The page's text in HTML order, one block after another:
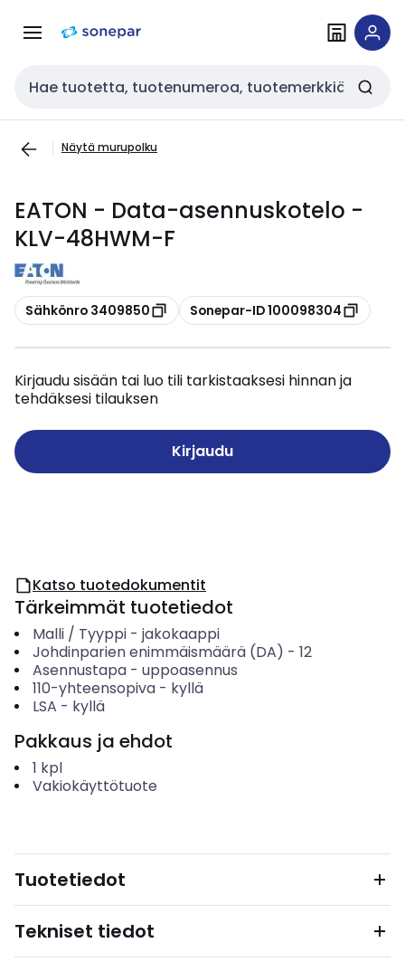
navigointiinsisältöön
Haku
Näytä murupolku
EATON - Data-asennuskotelo -
KLV-48HWM-F
Kopioi
Sähkönro 3409850 Kopioi
Sonepar-ID 100098304
Kirjaudu sisään tai luo tili tarkistaaksesi hinnan ja
tehdäksesi tilauksen
Kirjaudu
Katso tuotedokumentit
Tärkeimmät tuotetiedot
Malli / Tyyppi- jakokaappi
Johdinparien enimmäismäärä (DA) - 12
Asennustapa- uppoasennus
110-yhteensopiva- kyllä
LSA - kyllä
Pakkaus ja ehdot
1 kpl
Vakiokäyttötuote
Tuotetiedot
Tekniset tiedot